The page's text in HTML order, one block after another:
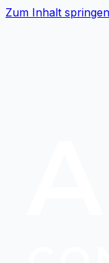
Zum Inhalt springen